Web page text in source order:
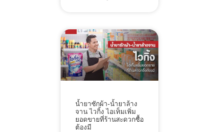
น้ำยาซักผ้า-น้ำยาล้าง
จาน ไวกิ้ง ไอเท็มเพิ่ม
ยอดขายที่ร้านสะดวกซื้อ
ต้องมี